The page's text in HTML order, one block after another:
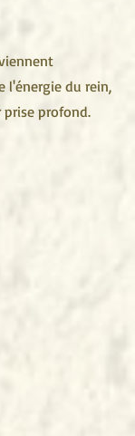
l'énergie du rein,
profond.